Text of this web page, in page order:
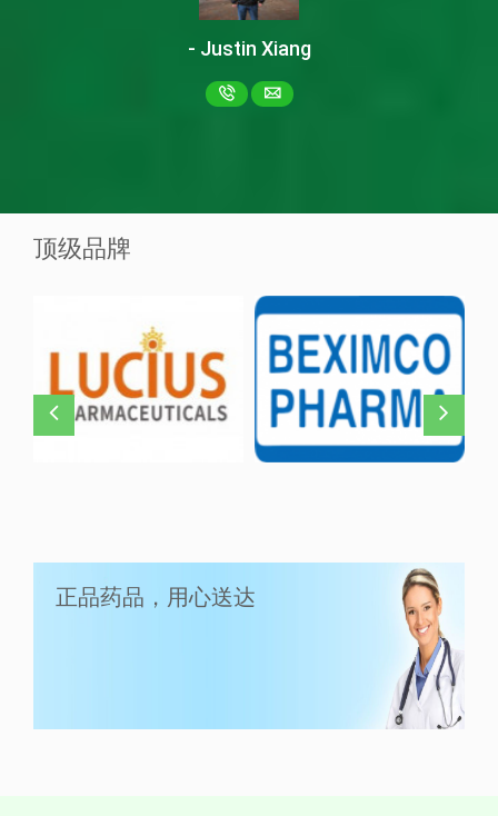
LuciAsc 40毫克
Asciminib
- Justin Xiang
顶级品牌
正品药品，用心送达